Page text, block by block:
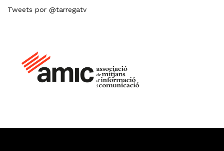
Tweets por @tarregatv